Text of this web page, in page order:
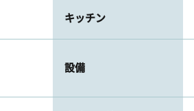
キッチン
設備